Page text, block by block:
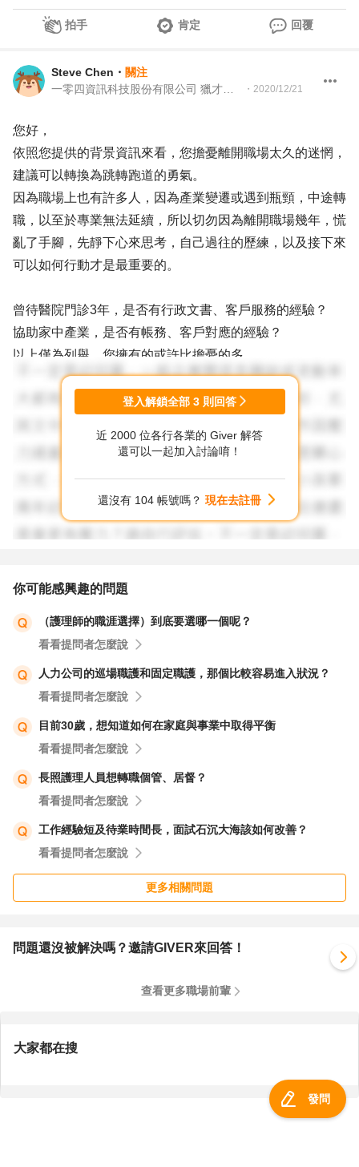
拍手 肯定 回覆
Steve Chen ・ 關注
・ 2020/12/21
您好，
依照您提供的背景資訊來看，您擔憂離開職場太久的迷惘，
建議可以轉換為跳轉跑道的勇氣。
因為職場上也有許多人，因為產業變遷或遇到瓶頸，中途轉
職，以至於專業無法延續，所以切勿因為離開職場幾年，慌
亂了手腳，先靜下心來思考，自己過往的歷練，以及接下來
可以如何行動才是最重要的。
曾待醫院門診3年，是否有行政文書、客戶服務的經驗？
協助家中產業，是否有帳務、客戶對應的經驗？
以上僅為列舉，您擁有的或許比擔憂的多。
先將各階段經歷，好好整理您的求職履歷表，再搜尋工作，
人脈介紹或家中附近的工作機會也可以納入考量。
依照您的狀況，若要進入中大型的企業，或許尚須努力，但
若是零售百貨業、餐飲業的全兼職工作，在回到職場中能較
登入解鎖全部 3 則回答
近 2000 位各行各業的 Giver 解答
還可以一起加入討論唷！
還沒有 104 帳號嗎？ 現在去註冊
你可能感興趣的問題
（護理師的職涯選擇）到底要選哪一個呢？
看看提問者怎麼說
人力公司的巡場職護和固定職護，那個比較容易進入狀況？
看看提問者怎麼說
目前30歲，想知道如何在家庭與事業中取得平衡
看看提問者怎麼說
長照護理人員想轉職個管、居督？
看看提問者怎麼說
工作經驗短及待業時間長，面試石沉大海該如何改善？
看看提問者怎麼說
更多相關問題
問題還沒被解決嗎？邀請GIVER來回答！
查看更多職場前輩
大家都在搜
發問